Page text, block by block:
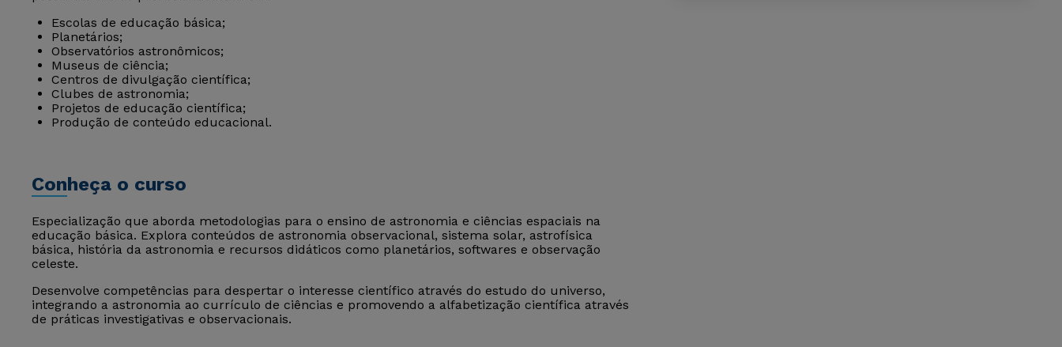
Escolas de educação básica;
Planetários;
Observatórios astronômicos;
Museus de ciência;
Centros de divulgação científica;
Clubes de astronomia;
Projetos de educação científica;
Produção de conteúdo educacional.
Conheça o curso
Especialização que aborda metodologias para o ensino de astronomia e ciências espaciais na
educação básica. Explora conteúdos de astronomia observacional, sistema solar, astrofísica
básica, história da astronomia e recursos didáticos como planetários, softwares e observação
celeste.
Desenvolve competências para despertar o interesse científico através do estudo do universo,
integrando a astronomia ao currículo de ciências e promovendo a alfabetização científica através
de práticas investigativas e observacionais.